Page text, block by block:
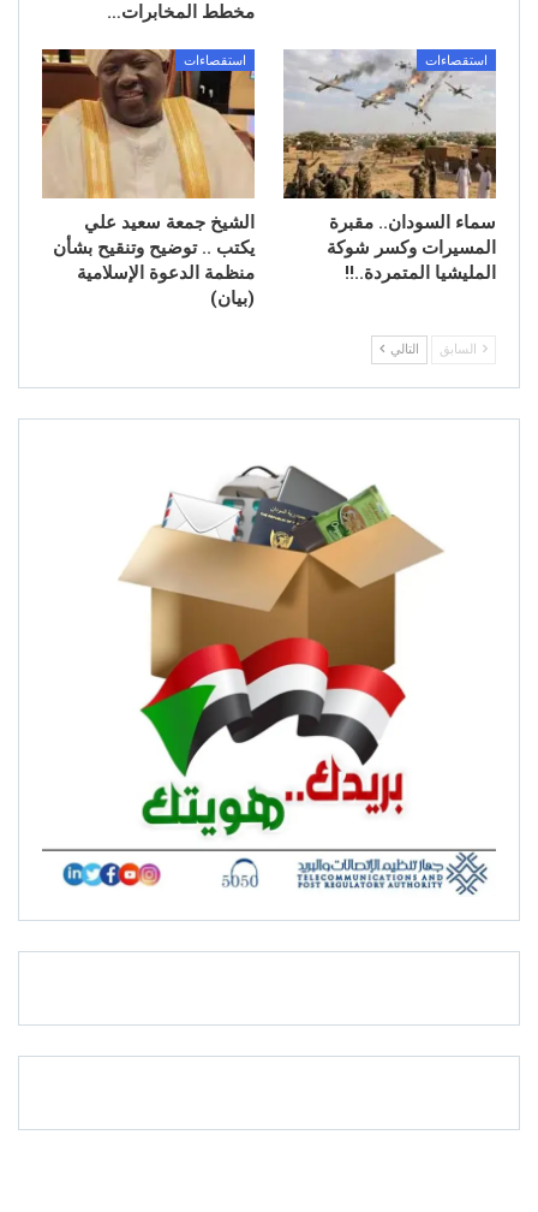
مخطط المخابرات…
استقصاءات
سماء السودان.. مقبرة
المسيرات وكسر شوكة
المليشيا المتمردة..!!
استقصاءات
الشيخ جمعة سعيد علي
يكتب .. توضيح وتنقيح بشأن
منظمة الدعوة الإسلامية
(بيان)
السابق التالي